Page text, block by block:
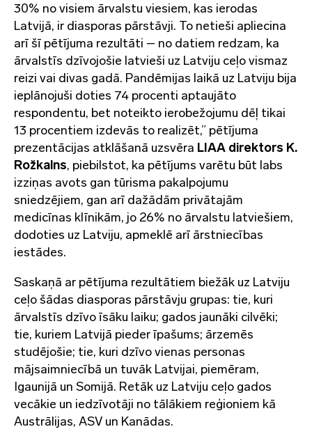
30% no visiem ārvalstu viesiem, kas ierodas
Latvijā, ir diasporas pārstāvji. To netieši apliecina
arī šī pētījuma rezultāti – no datiem redzam, ka
ārvalstīs dzīvojošie latvieši uz Latviju ceļo vismaz
reizi vai divas gadā. Pandēmijas laikā uz Latviju bija
ieplānojuši doties 74 procenti aptaujāto
respondentu, bet noteikto ierobežojumu dēļ tikai
13 procentiem izdevās to realizēt,” pētījuma
prezentācijas atklāšanā uzsvēra LIAA direktors K.
Rožkalns, piebilstot, ka pētījums varētu būt labs
izziņas avots gan tūrisma pakalpojumu
sniedzējiem, gan arī dažādām privātajām
medicīnas klīnikām, jo 26% no ārvalstu latviešiem,
dodoties uz Latviju, apmeklē arī ārstniecības
iestādes.
Saskaņā ar pētījuma rezultātiem biežāk uz Latviju
ceļo šādas diasporas pārstāvju grupas: tie, kuri
ārvalstīs dzīvo īsāku laiku; gados jaunāki cilvēki;
tie, kuriem Latvijā pieder īpašums; ārzemēs
studējošie; tie, kuri dzīvo vienas personas
mājsaimniecībā un tuvāk Latvijai, piemēram,
Igaunijā un Somijā. Retāk uz Latviju ceļo gados
vecākie un iedzīvotāji no tālākiem reģioniem kā
Austrālijas, ASV un Kanādas.